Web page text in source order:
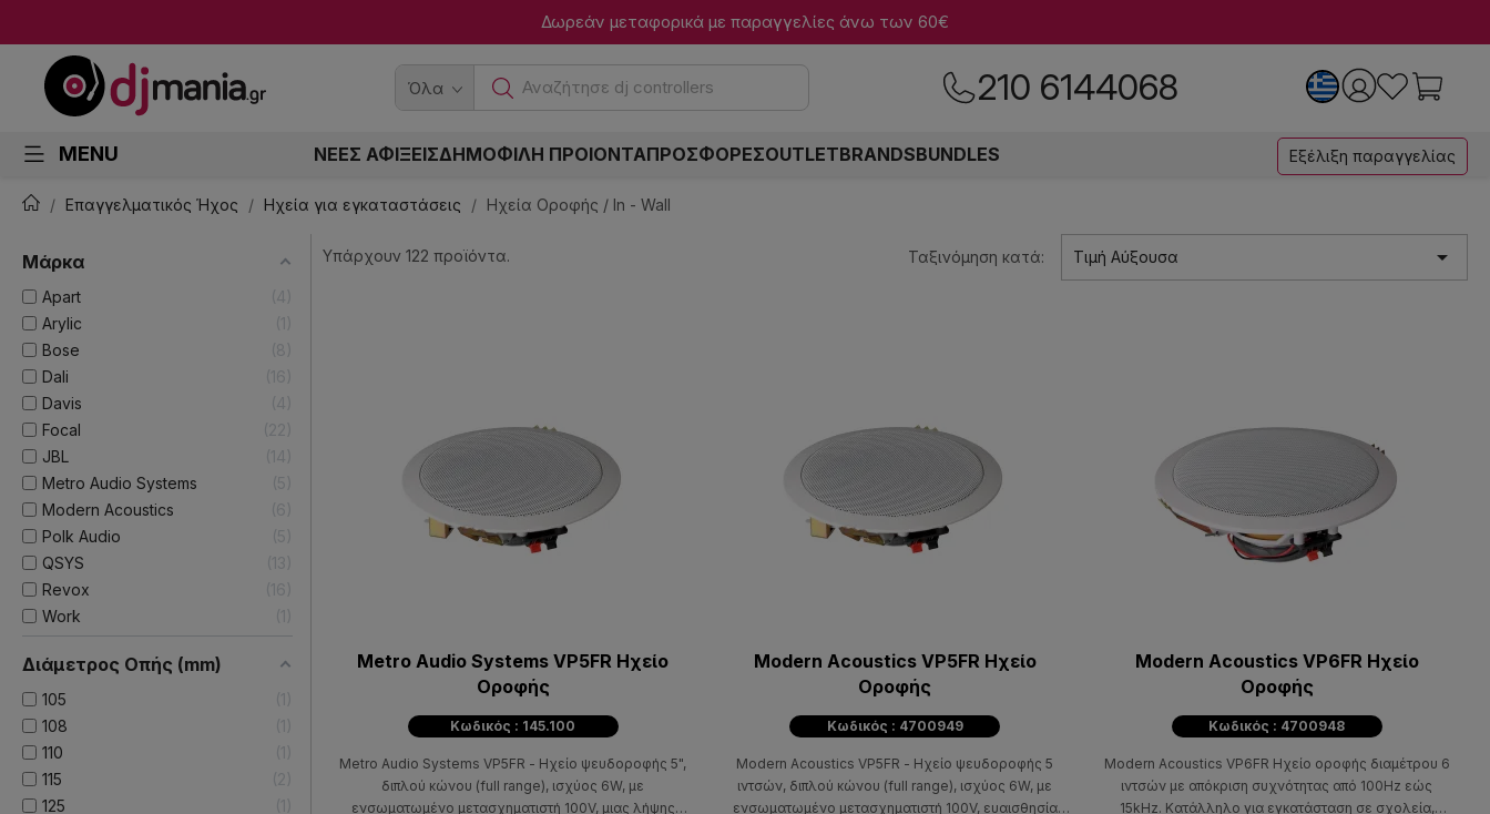
Δωρεάν μεταφορικά με παραγγελίες άνω των 60€
Όλα Αναζήτη 210 6144068
MENU ΝΕΕΣ ΑΦΙΞΕΙΣΔΗΜΟΦΙΛΗ ΠΡΟΙΟΝΤΑΠΡΟΣΦΟΡΕΣOUTLETBRANDSBUNDLES Εξέλιξη παραγγελίας
Επαγγελματικός Ήχος Ηχεία για εγκαταστάσεις Ηχεία Οροφής / In - Wall
Μάρκα
Apart
4
Arylic
1
Bose
8
Dali
16
Davis
4
Focal
22
JBL
14
Metro Audio Systems
5
Modern Acoustics
6
Polk Audio
5
QSYS
13
Revox
16
Work
1
Διάμετρος Οπής (mm)
105
1
108
1
110
1
115
2
125
1
Υπάρχουν 122 προϊόντα. Ταξινόμηση κατά: Τιμή Αύξουσα 
Metro Audio Systems VP5FR Ηχείο
Οροφής
Κωδικός : 145.100
Metro Audio Systems VP5FR - Ηχείο ψευδοροφής 5",
διπλού κώνου (full range), ισχύος 6W, με
ενσωματωμένο μετασχηματιστή 100V, μιας λήψης
Modern Acoustics VP5FR Ηχείο
Οροφής
Κωδικός : 4700949
Modern Acoustics VP5FR - Ηχείο ψευδοροφής 5
ιντσών, διπλού κώνου (full range), ισχύος 6W, με
ενσωματωμένο μετασχηματιστή 100V, ευαισθησία
Modern Acoustics VP6FR Ηχείο
Οροφής
Κωδικός : 4700948
Modern Acoustics VP6FR Ηχείο οροφής διαμέτρου 6
ιντσών με απόκριση συχνότητας από 100Hz εώς
15kHz. Κατάλληλο για εγκατάσταση σε σχολεία,